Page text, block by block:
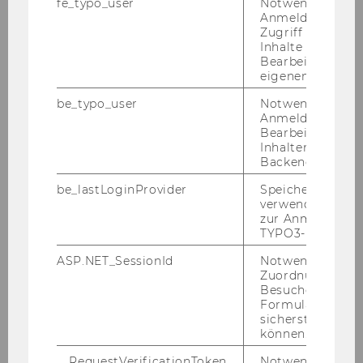
Wirtschaft und Gesellschaft
Anmeldung und
Zugriff auf
Inhalte oder zur
Bearbeitung des
eigenen Profils.
be_typo_user
Notwendig für
Anmeldung und
Bearbeitung von
Inhalten im
Backend.
be_lastLoginProvider
Speichert die
verwendete
zur Anmeldung
TYPO3-Backend.
ASP.NET_SessionId
Notwendig, um
Zuordnung von
Besucher zu
sicherstellen zu
können.